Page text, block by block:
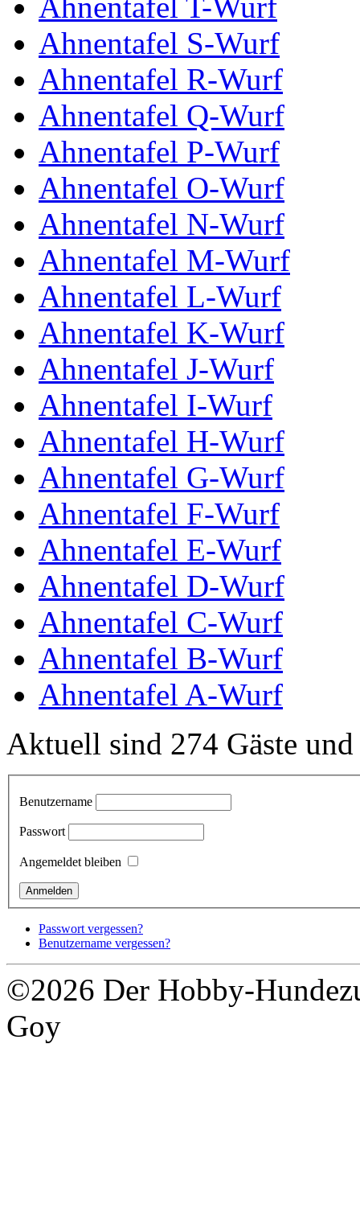
Ahnentafel T-Wurf
Ahnentafel S-Wurf
Ahnentafel R-Wurf
Ahnentafel Q-Wurf
Ahnentafel P-Wurf
Ahnentafel O-Wurf
Ahnentafel N-Wurf
Ahnentafel M-Wurf
Ahnentafel L-Wurf
Ahnentafel K-Wurf
Ahnentafel J-Wurf
Ahnentafel I-Wurf
Ahnentafel H-Wurf
Ahnentafel G-Wurf
Ahnentafel F-Wurf
Ahnentafel E-Wurf
Ahnentafel D-Wurf
Ahnentafel C-Wurf
Ahnentafel B-Wurf
Ahnentafel A-Wurf
Aktuell sind 274 Gäste
Benutzername
Passwort
Angemeldet bleiben
Passwort vergessen?
Benutzername vergessen?
©2026 Der Hobby-
Goy